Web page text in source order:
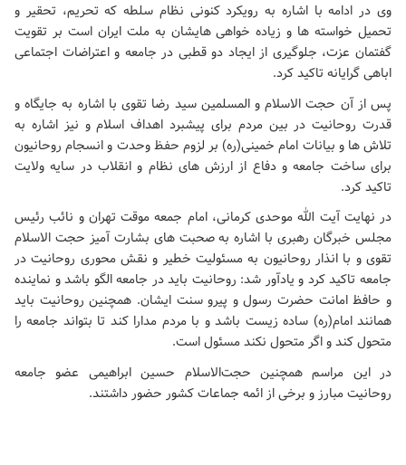
وی در ادامه با اشاره به رویکرد کنونی نظام سلطه که تحریم، تحقیر و
تحمیل خواسته ها و زیاده خواهی هایشان به ملت ایران است بر تقویت
گفتمان عزت، جلوگیری از ایجاد دو قطبی در جامعه و اعتراضات اجتماعی
اباهی گرایانه تاکید کرد.
پس از آن حجت الاسلام و المسلمین سید رضا تقوی با اشاره به جایگاه و
قدرت روحانیت در بین مردم برای پیشبرد اهداف اسلام و نیز اشاره به
تلاش ها و بیانات امام خمینی(ره) بر لزوم حفظ وحدت و انسجام روحانیون
برای ساخت جامعه و دفاع از ارزش های نظام و انقلاب در سایه ولایت
تاکید کرد.
در نهایت آیت الله موحدی کرمانی، امام جمعه موقت تهران و نائب رئیس
مجلس خبرگان رهبری با اشاره به صحبت های بشارت آمیز حجت الاسلام
تقوی و با انذار روحانیون به مسئولیت خطیر و نقش محوری روحانیت در
جامعه تاکید کرد و یادآور شد: روحانیت باید در جامعه الگو باشد و نماینده
و حافظ امانت حضرت رسول و پیرو سنت ایشان. همچنین روحانیت باید
همانند امام(ره) ساده زیست باشد و با مردم مدارا کند تا بتواند جامعه را
متحول کند و اگر متحول نکند مسئول است.
در این مراسم همچنین حجت‌الاسلام حسین ابراهیمی عضو جامعه
روحانیت مبارز و برخی از ائمه جماعات کشور حضور داشتند.